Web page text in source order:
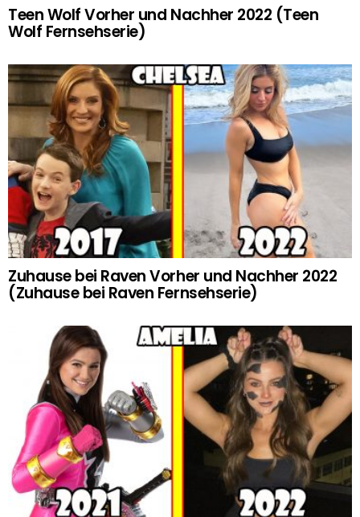
Teen Wolf Vorher und Nachher 2022 (Teen
Wolf Fernsehserie)
Zuhause bei Raven Vorher und Nachher 2022
(Zuhause bei Raven Fernsehserie)